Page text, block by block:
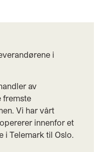
i
av
fremste
Vi har vårt
innenfor et
i Telemark til Oslo.